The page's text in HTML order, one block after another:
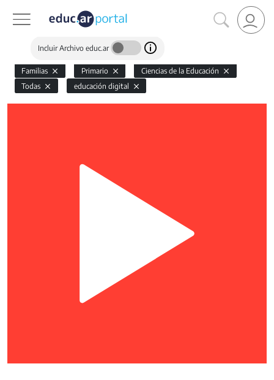
Incluir Archivo educ.ar
Familias Primario
Ciencias de la Educación
Todas
educación digital